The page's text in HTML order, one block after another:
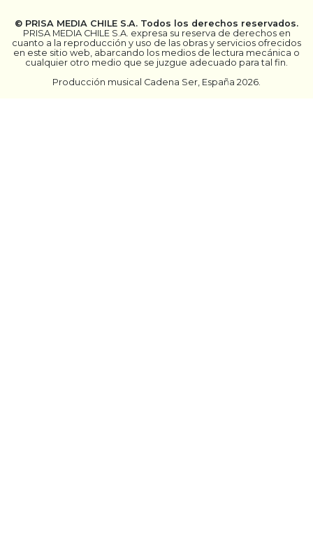
© PRISA MEDIA CHILE S.A. Todos los derechos reservados.
PRISA MEDIA CHILE S.A. expresa su reserva de derechos en
cuanto a la reproducción y uso de las obras y servicios ofrecidos
en este sitio web, abarcando los medios de lectura mecánica o
cualquier otro medio que se juzgue adecuado para tal fin.
Producción musical Cadena Ser, España 2026.